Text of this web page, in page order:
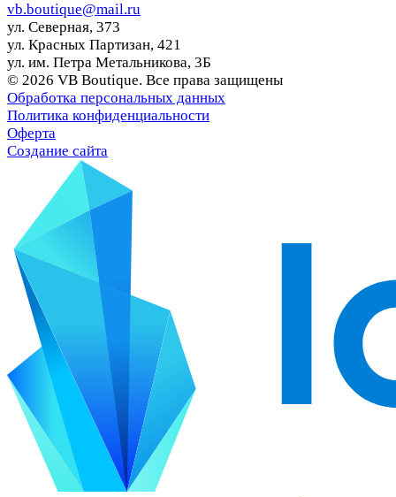
vb.boutique@mail.ru
ул. Северная, 373
ул. Красных Партизан, 421
ул. им. Петра Метальникова, 3Б
© 2026 VB Boutique. Все права защищены
Обработка персональных данных
Политика конфиденциальности
Оферта
Создание сайта